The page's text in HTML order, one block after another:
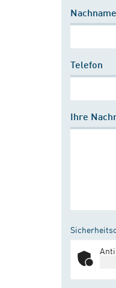
Telefon
Ihre